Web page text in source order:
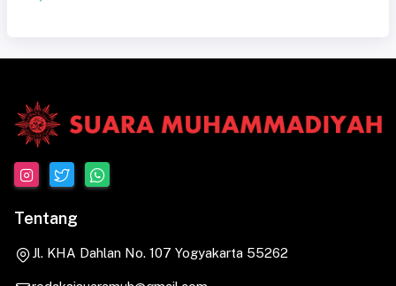
Tentang
Jl. KHA Dahlan No. 107 Yogyakarta 55262